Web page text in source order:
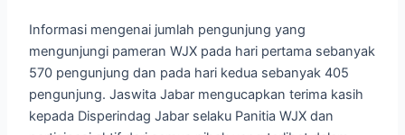
Informasi mengenai jumlah pengunjung yang
mengunjungi pameran WJX pada hari pertama sebanyak
570 pengunjung dan pada hari kedua sebanyak 405
pengunjung. Jaswita Jabar mengucapkan terima kasih
kepada Disperindag Jabar selaku Panitia WJX dan